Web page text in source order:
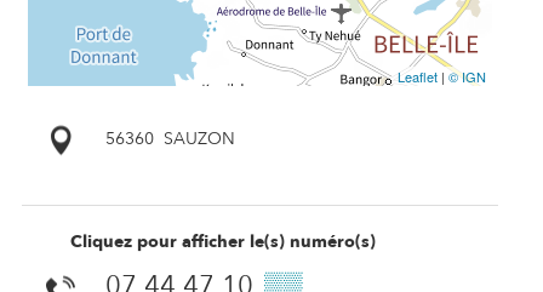
Leaflet | © IGN
56360 SAUZON
Cliquez pour afficher le(s) numéro(s)